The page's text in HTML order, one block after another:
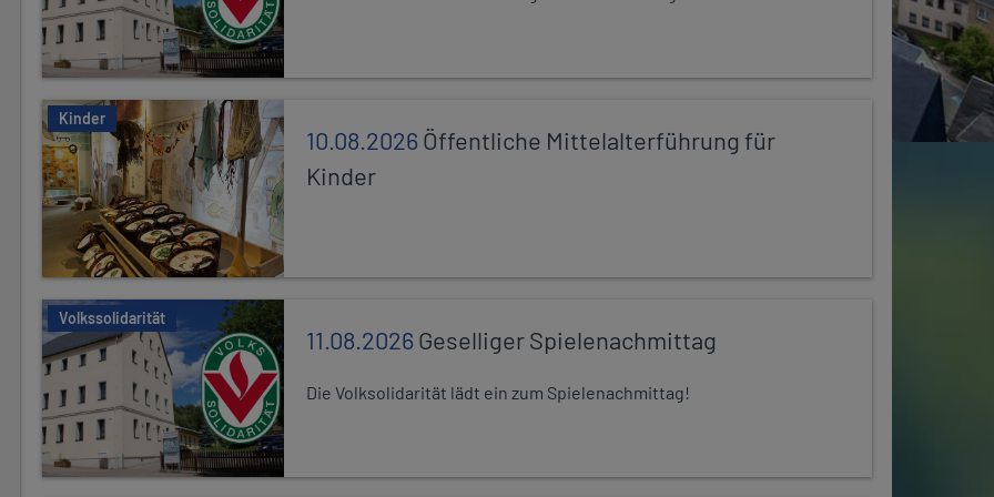
Kinder
10.08.2026Öffentliche Mittelalterführung für
Kinder
Volkssolidarität
11.08.2026Geselliger Spielenachmittag
Die Volksolidarität lädt ein zum Spielenachmittag!